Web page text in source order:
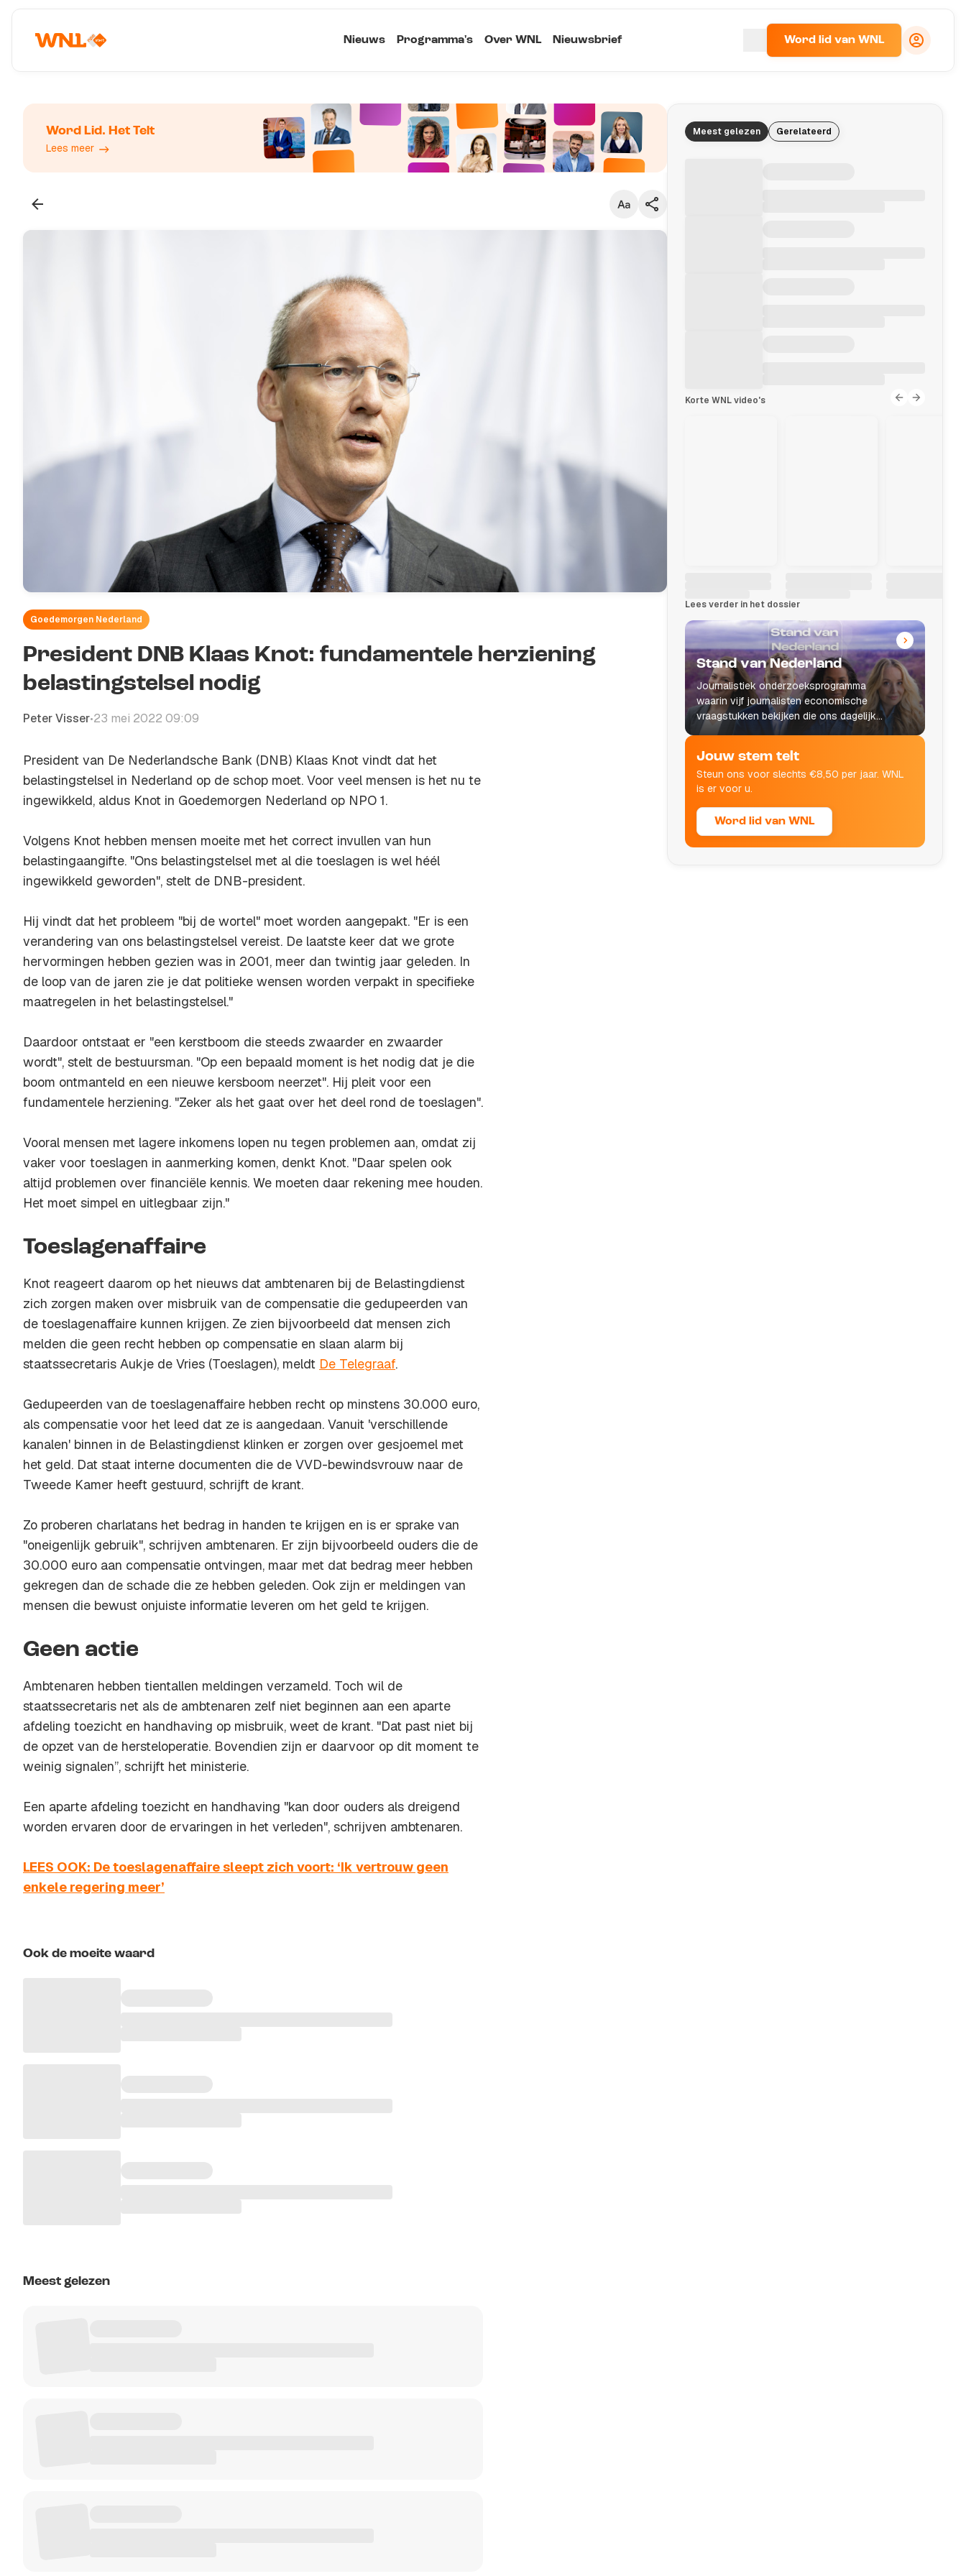
Nieuws Programma's Over WNL Nieuwsbrief Word lid van WNL
Word Lid. Het Telt
Lees meer
Goedemorgen Nederland
President DNB Klaas Knot: fundamentele herziening
belastingstelsel nodig
Peter Visser•23 mei 2022 09:09
President van De Nederlandsche Bank (DNB) Klaas Knot vindt dat het
belastingstelsel in Nederland op de schop moet. Voor veel mensen is het nu te
ingewikkeld, aldus Knot in Goedemorgen Nederland op NPO 1.
Volgens Knot hebben mensen moeite met het correct invullen van hun
belastingaangifte. "Ons belastingstelsel met al die toeslagen is wel héél
ingewikkeld geworden", stelt de DNB-president.
Hij vindt dat het probleem "bij de wortel" moet worden aangepakt. "Er is een
verandering van ons belastingstelsel vereist. De laatste keer dat we grote
hervormingen hebben gezien was in 2001, meer dan twintig jaar geleden. In
de loop van de jaren zie je dat politieke wensen worden verpakt in specifieke
maatregelen in het belastingstelsel."
Daardoor ontstaat er "een kerstboom die steeds zwaarder en zwaarder
wordt", stelt de bestuursman. "Op een bepaald moment is het nodig dat je die
boom ontmanteld en een nieuwe kersboom neerzet". Hij pleit voor een
fundamentele herziening. "Zeker als het gaat over het deel rond de toeslagen".
Vooral mensen met lagere inkomens lopen nu tegen problemen aan, omdat zij
vaker voor toeslagen in aanmerking komen, denkt Knot. "Daar spelen ook
altijd problemen over financiële kennis. We moeten daar rekening mee houden.
Het moet simpel en uitlegbaar zijn."
Toeslagenaffaire
Knot reageert daarom op het nieuws dat ambtenaren bij de Belastingdienst
zich zorgen maken over misbruik van de compensatie die gedupeerden van
de toeslagenaffaire kunnen krijgen. Ze zien bijvoorbeeld dat mensen zich
melden die geen recht hebben op compensatie en slaan alarm bij
staatssecretaris Aukje de Vries (Toeslagen), meldt De Telegraaf.
Gedupeerden van de toeslagenaffaire hebben recht op minstens 30.000 euro,
als compensatie voor het leed dat ze is aangedaan. Vanuit 'verschillende
kanalen' binnen in de Belastingdienst klinken er zorgen over gesjoemel met
het geld. Dat staat interne documenten die de VVD-bewindsvrouw naar de
Tweede Kamer heeft gestuurd, schrijft de krant.
Zo proberen charlatans het bedrag in handen te krijgen en is er sprake van
"oneigenlijk gebruik", schrijven ambtenaren. Er zijn bijvoorbeeld ouders die de
30.000 euro aan compensatie ontvingen, maar met dat bedrag meer hebben
gekregen dan de schade die ze hebben geleden. Ook zijn er meldingen van
mensen die bewust onjuiste informatie leveren om het geld te krijgen.
Geen actie
Ambtenaren hebben tientallen meldingen verzameld. Toch wil de
staatssecretaris net als de ambtenaren zelf niet beginnen aan een aparte
afdeling toezicht en handhaving op misbruik, weet de krant. "Dat past niet bij
de opzet van de hersteloperatie. Bovendien zijn er daarvoor op dit moment te
weinig signalen”, schrijft het ministerie.
Een aparte afdeling toezicht en handhaving "kan door ouders als dreigend
worden ervaren door de ervaringen in het verleden", schrijven ambtenaren.
LEES OOK: De toeslagenaffaire sleept zich voort: ‘Ik vertrouw geen
enkele regering meer’
Ook de moeite waard
Meest gelezen
Meest gelezen Gerelateerd
Korte WNL video's
Lees verder in het dossier
Stand van Nederland
Journalistiek onderzoeksprogramma
waarin vijf journalisten economische
vraagstukken bekijken die ons dagelijks
leven raken.
Jouw stem telt
Steun ons voor slechts €8,50 per jaar. WNL
is er voor u.
Word lid van WNL